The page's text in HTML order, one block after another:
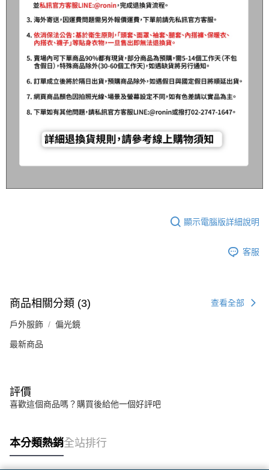
顯示電腦版詳細說明
客服
商品相關分類 (3) 查看全部
戶外服飾 偏光鏡
最新商品
評價
喜歡這個商品嗎？購買後給他一個好評吧
本分類熱銷全站排行